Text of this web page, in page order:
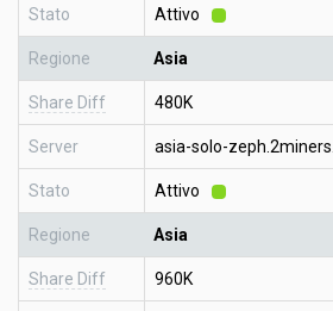
Stato Attivo
Regione Asia
Share Diff 480K
Server asia-solo-
Stato Attivo
Regione Asia
Share Diff 960K